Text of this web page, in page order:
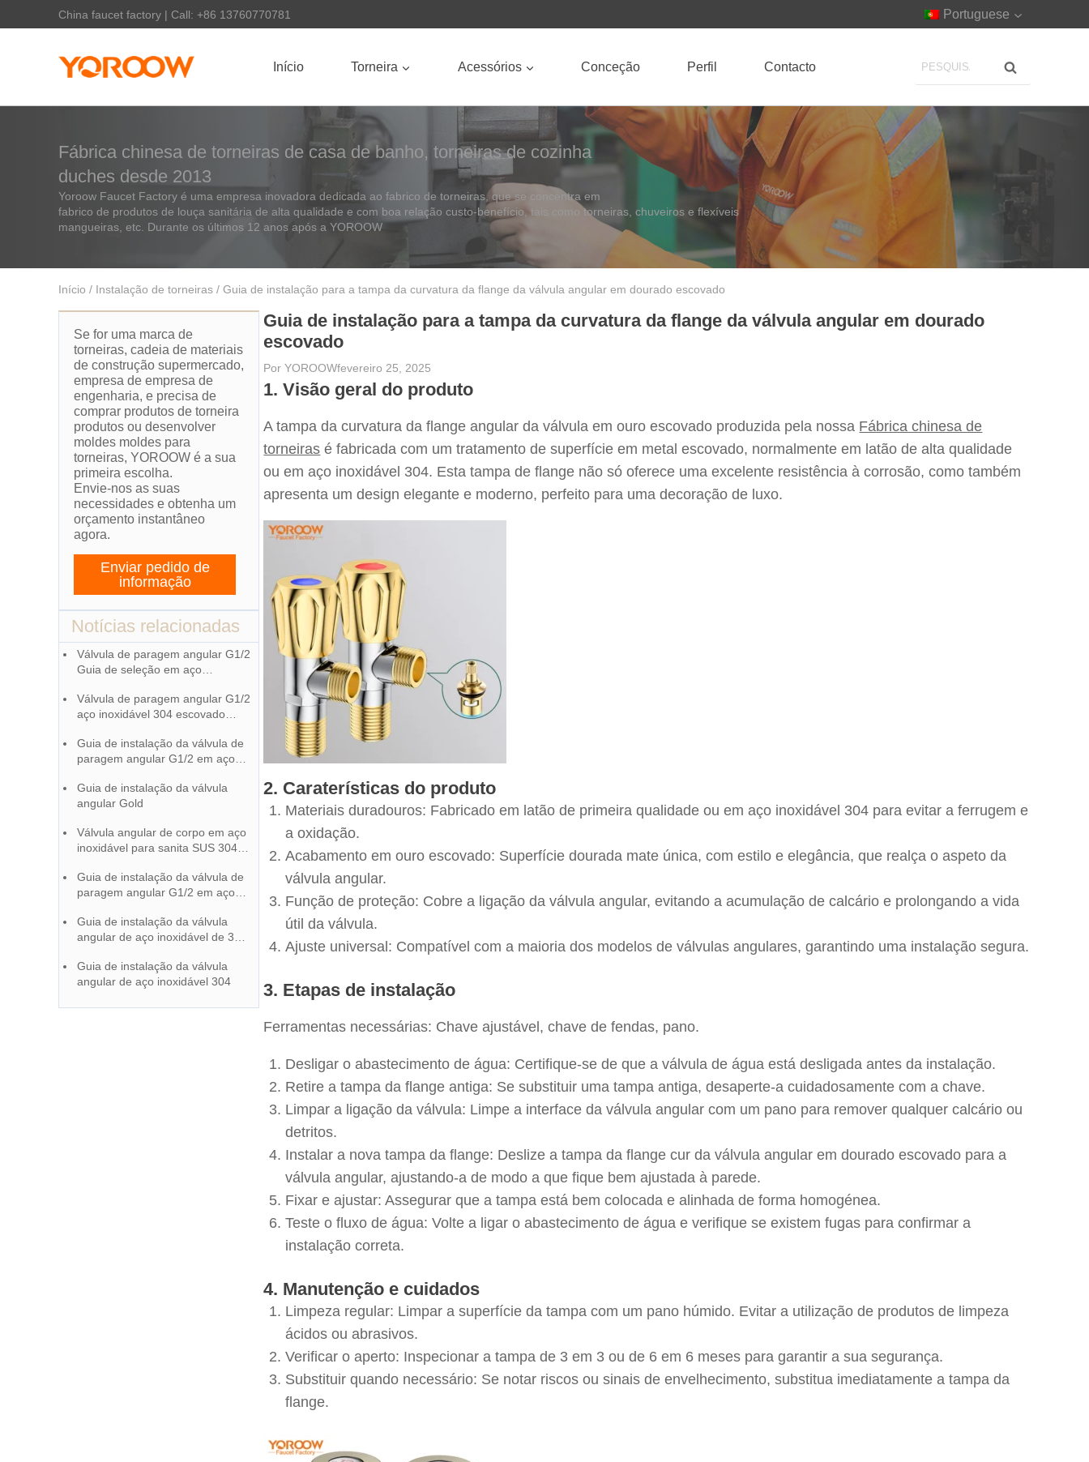
China faucet factory | Call: +86 13760770781 Portuguese
Início Torneira Acessórios Conceção Perfil Contacto
Fábrica chinesa de torneiras de casa de banho, torneiras de cozinha
duches desde 2013
Yoroow Faucet Factory é uma empresa inovadora dedicada ao fabrico de torneiras, que se concentra em
fabrico de produtos de louça sanitária de alta qualidade e com boa relação custo-benefício, tais como torneiras, chuveiros e flexíveis
mangueiras, etc. Durante os últimos 12 anos após a YOROOW
Início / Instalação de torneiras / Guia de instalação para a tampa da curvatura da flange da válvula angular em dourado escovado
Se for uma marca de
torneiras, cadeia de materiais
de construção supermercado,
empresa de empresa de
engenharia, e precisa de
comprar produtos de torneira
produtos ou desenvolver
moldes moldes para
torneiras, YOROOW é a sua
primeira escolha.
Envie-nos as suas
necessidades e obtenha um
orçamento instantâneo
agora.
Enviar pedido de
informação
Notícias relacionadas
Válvula de paragem angular G1/2
Guia de seleção em aço
Válvula de paragem angular G1/2
aço inoxidável 304 escovado
Guia de instalação da válvula de
paragem angular G1/2 em aço
Guia de instalação da válvula
angular Gold
Válvula angular de corpo em aço
inoxidável para sanita SUS 304
torneiras chinesa
Guia de instalação da válvula de
paragem angular G1/2 em aço
Guia de instalação da válvula
angular de aço inoxidável de 3
Guia de instalação da válvula
angular de aço inoxidável 304
Guia de instalação para a tampa da curvatura da flange da válvula angular em dourado
escovado
Por YOROOWfevereiro 25, 2025
1. Visão geral do produto
A tampa da curvatura da flange angular da válvula em ouro escovado produzida pela nossa Fábrica chinesa de
torneiras é fabricada com um tratamento de superfície em metal escovado, normalmente em latão de alta qualidade
ou em aço inoxidável 304. Esta tampa de flange não só oferece uma excelente resistência à corrosão, como também
apresenta um design elegante e moderno, perfeito para uma decoração de luxo.
2. Caraterísticas do produto
Materiais duradouros: Fabricado em latão de primeira qualidade ou em aço inoxidável 304 para evitar a ferrugem e
a oxidação.
Acabamento em ouro escovado: Superfície dourada mate única, com estilo e elegância, que realça o aspeto da
válvula angular.
Função de proteção: Cobre a ligação da válvula angular, evitando a acumulação de calcário e prolongando a vida
útil da válvula.
Ajuste universal: Compatível com a maioria dos modelos de válvulas angulares, garantindo uma instalação segura.
3. Etapas de instalação
Ferramentas necessárias: Chave ajustável, chave de fendas, pano.
Desligar o abastecimento de água: Certifique-se de que a válvula de água está desligada antes da instalação.
Retire a tampa da flange antiga: Se substituir uma tampa antiga, desaperte-a cuidadosamente com a chave.
Limpar a ligação da válvula: Limpe a interface da válvula angular com um pano para remover qualquer calcário ou
detritos.
Instalar a nova tampa da flange: Deslize a tampa da flange cur da válvula angular em dourado escovado para a
válvula angular, ajustando-a de modo a que fique bem ajustada à parede.
Fixar e ajustar: Assegurar que a tampa está bem colocada e alinhada de forma homogénea.
Teste o fluxo de água: Volte a ligar o abastecimento de água e verifique se existem fugas para confirmar a
instalação correta.
4. Manutenção e cuidados
Limpeza regular: Limpar a superfície da tampa com um pano húmido. Evitar a utilização de produtos de limpeza
ácidos ou abrasivos.
Verificar o aperto: Inspecionar a tampa de 3 em 3 ou de 6 em 6 meses para garantir a sua segurança.
Substituir quando necessário: Se notar riscos ou sinais de envelhecimento, substitua imediatamente a tampa da
flange.